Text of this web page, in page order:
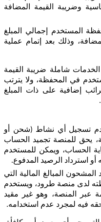
وضريبة القيمة المضافة
المستخدم إجمالي المبلغ
وذلك بعد إتمام عملية
شاملة ضريبة القيمة
في المحفظة، ولا يترتب
إضافية على ذات المبلغ
تسجيل أي نشاط (شحن أو
شهراً متتالية، يحق للمنصة تجميد الحساب
الحساب، ويمكن للمستخدم
استرداد الرصيد المدفوع.
المبالغ المالية التي
لدى منصة طرود، ويستخدم
عبر المنصة، وهو غير مقيد
حقه فيه لمجرد عدم استخدامه.